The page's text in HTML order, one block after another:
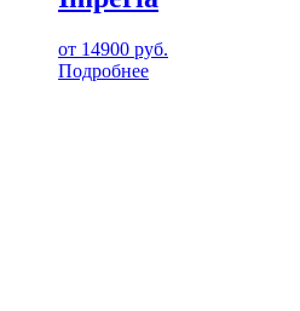
от 14900 руб.
Подробнее